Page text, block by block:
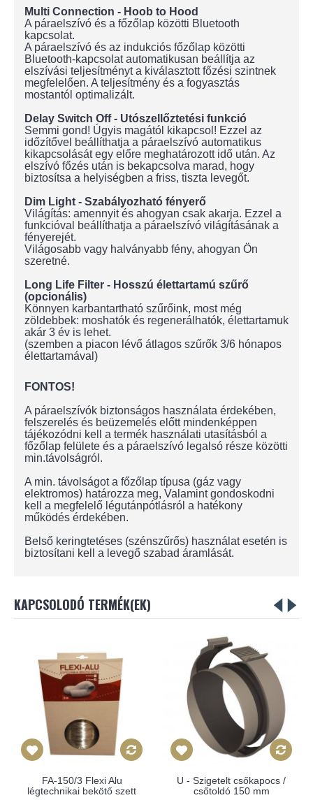
Multi Connection - Hoob to Hood
A páraelszívó és a főzőlap közötti Bluetooth
kapcsolat.
A páraelszívó és az indukciós főzőlap közötti
Bluetooth-kapcsolat automatikusan beállítja az
elszívási teljesítményt a kiválasztott főzési szintnek
megfelelően. A teljesítmény és a fogyasztás
mostantól optimalizált.
Delay Switch Off - Utószellőztetési funkció
Semmi gond! Úgyis magától kikapcsol! Ezzel az
időzítővel beállíthatja a páraelszívó automatikus
kikapcsolását egy előre meghatározott idő után. Az
elszívó főzés után is bekapcsolva marad, hogy
biztosítsa a helyiségben a friss, tiszta levegőt.
Dim Light - Szabályozható fényerő
Világítás: amennyit és ahogyan csak akarja. Ezzel a
funkcióval beállíthatja a páraelszívó világításának a
fényerejét.
Világosabb vagy halványabb fény, ahogyan Ön
szeretné.
Long Life Filter - Hosszú élettartamú szűrő
(opcionális)
Könnyen karbantartható szűrőink, most még
zöldebbek: moshatók és regenerálhatók, élettartamuk
akár 3 év is lehet.
(szemben a piacon lévő átlagos szűrők 3/6 hónapos
élettartamával)
FONTOS!
A páraelszívók biztonságos használata érdekében,
felszerelés és beüzemelés előtt mindenképpen
tájékozódni kell a termék használati utasításból a
főzőlap felülete és a páraelszívó legalsó része közötti
min.távolságról.
A min. távolságot a főzőlap típusa (gáz vagy
elektromos) határozza meg, Valamint gondoskodni
kell a megfelelő légutánpótlásról a hatékony
működés érdekében.
Belső keringtetéses (szénszűrős) használat esetén is
biztosítani kell a levegő szabad áramlását.
KAPCSOLODÓ TERMÉK(EK)
FA-150/3 Flexi Alu
légtechnikai bekötő szett
U - Szigetelt csőkapocs /
csőtoldó 150 mm